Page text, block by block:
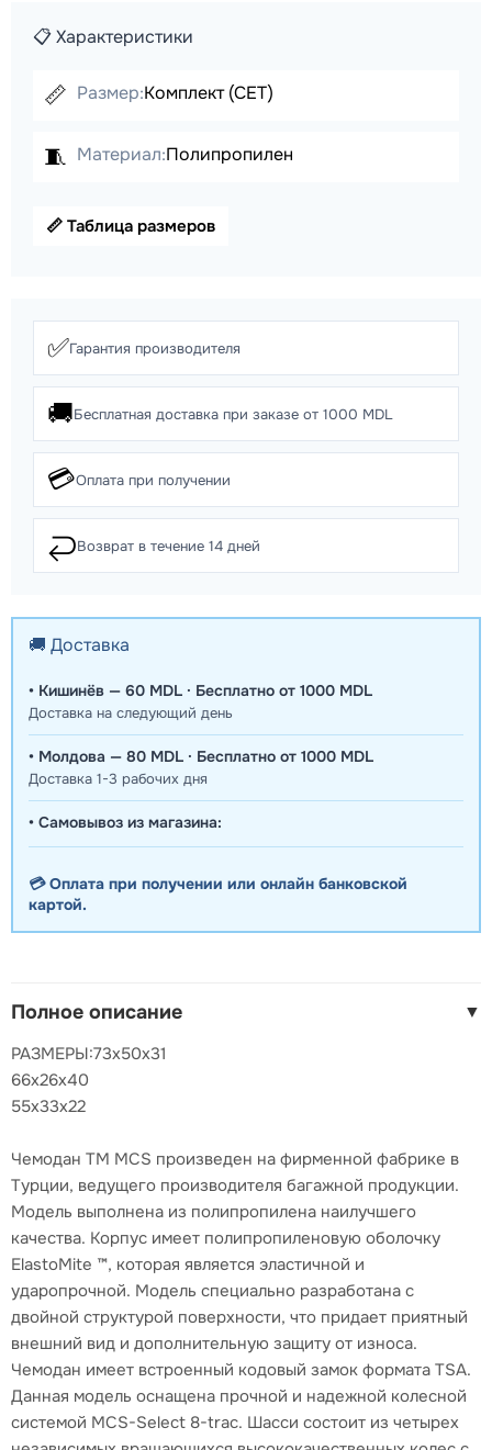
📋 Характеристики
📏 Размер:Комплект (СЕТ)
🧵 Материал:Полипропилен
📏 Таблица размеров
✅Гарантия производителя
🚚Бесплатная доставка при заказе от 1000 MDL
💳Оплата при получении
↩️Возврат в течение 14 дней
🚚 Доставка
• Кишинёв — 60 MDL · Бесплатно от 1000 MDL
Доставка на следующий день
• Молдова — 80 MDL · Бесплатно от 1000 MDL
Доставка 1-3 рабочих дня
• Самовывоз из магазина:
💳 Оплата при получении или онлайн банковской
картой.
Полное описание ▼
РАЗМЕРЫ:73x50x31
66x26x40
55x33x22
Чемодан TM MCS произведен на фирменной фабрике в
Турции, ведущего производителя багажной продукции.
Модель выполнена из полипропилена наилучшего
качества. Корпус имеет полипропиленовую оболочку
ElastoMite ™, которая является эластичной и
ударопрочной. Модель специально разработана с
двойной структурой поверхности, что придает приятный
внешний вид и дополнительную защиту от износа.
Чемодан имеет встроенный кодовый замок формата TSA.
Данная модель оснащена прочной и надежной колесной
системой MCS-Select 8-trac. Шасси состоит из четырех